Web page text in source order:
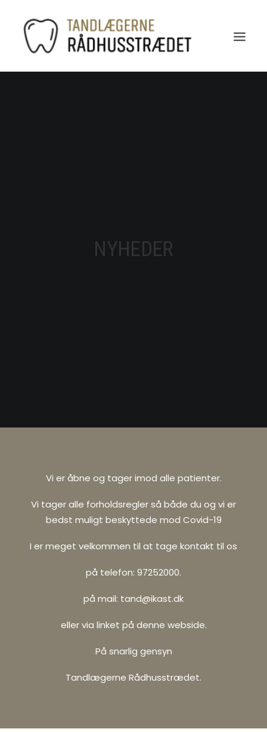
NYHEDER
Vi er åbne og tager imod alle patienter.
Vi tager alle forholdsregler så både du og vi er
bedst muligt beskyttede mod Covid-19
I er meget velkommen til at tage kontakt til os
på telefon: 97252000.
på mail: tand@ikast.dk
eller via linket på denne webside.
På snarlig gensyn
Tandlægerne Rådhusstrædet.